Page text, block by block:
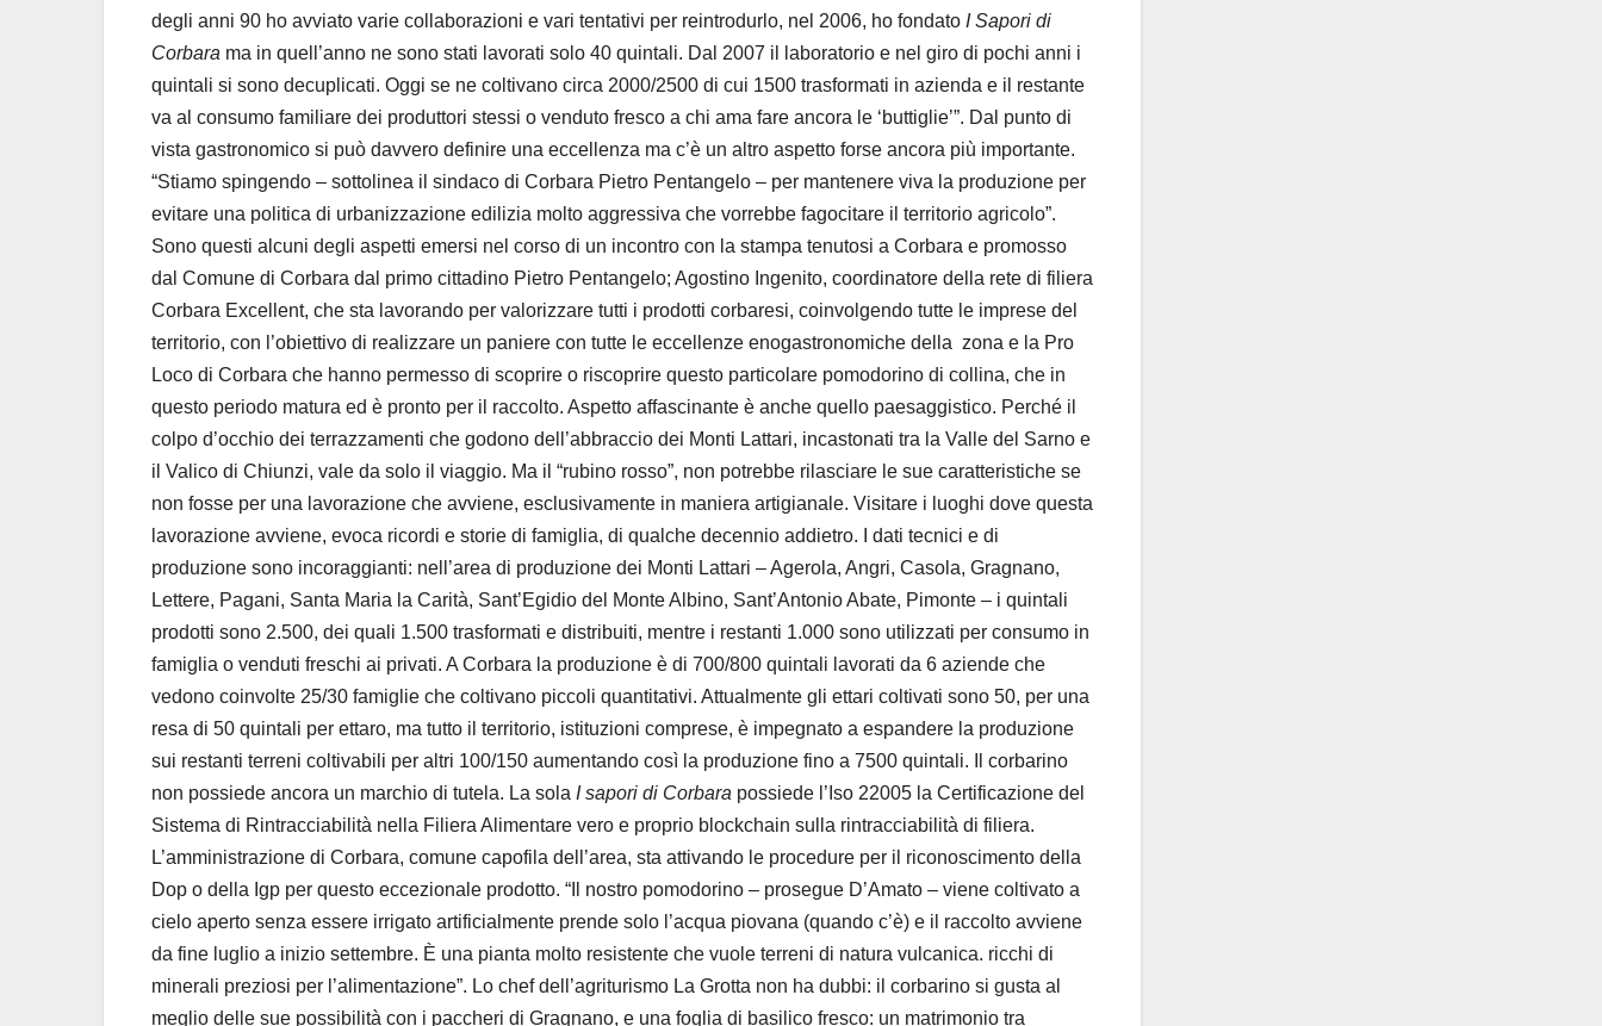
degli anni 90 ho avviato varie collaborazioni e vari tentativi per reintrodurlo, nel 2006, ho fondato I Sapori di
Corbara ma in quell’anno ne sono stati lavorati solo 40 quintali. Dal 2007 il laboratorio e nel giro di pochi anni i
quintali si sono decuplicati. Oggi se ne coltivano circa 2000/2500 di cui 1500 trasformati in azienda e il restante
va al consumo familiare dei produttori stessi o venduto fresco a chi ama fare ancora le ‘buttiglie’”. Dal punto di
vista gastronomico si può davvero definire una eccellenza ma c’è un altro aspetto forse ancora più importante.
“Stiamo spingendo – sottolinea il sindaco di Corbara Pietro Pentangelo – per mantenere viva la produzione per
evitare una politica di urbanizzazione edilizia molto aggressiva che vorrebbe fagocitare il territorio agricolo”.
Sono questi alcuni degli aspetti emersi nel corso di un incontro con la stampa tenutosi a Corbara e promosso
dal Comune di Corbara dal primo cittadino Pietro Pentangelo; Agostino Ingenito, coordinatore della rete di filiera
Corbara Excellent, che sta lavorando per valorizzare tutti i prodotti corbaresi, coinvolgendo tutte le imprese del
territorio, con l’obiettivo di realizzare un paniere con tutte le eccellenze enogastronomiche della zona e la Pro
Loco di Corbara che hanno permesso di scoprire o riscoprire questo particolare pomodorino di collina, che in
questo periodo matura ed è pronto per il raccolto. Aspetto affascinante è anche quello paesaggistico. Perché il
colpo d’occhio dei terrazzamenti che godono dell’abbraccio dei Monti Lattari, incastonati tra la Valle del Sarno e
il Valico di Chiunzi, vale da solo il viaggio. Ma il “rubino rosso”, non potrebbe rilasciare le sue caratteristiche se
non fosse per una lavorazione che avviene, esclusivamente in maniera artigianale. Visitare i luoghi dove questa
lavorazione avviene, evoca ricordi e storie di famiglia, di qualche decennio addietro. I dati tecnici e di
produzione sono incoraggianti: nell’area di produzione dei Monti Lattari – Agerola, Angri, Casola, Gragnano,
Lettere, Pagani, Santa Maria la Carità, Sant’Egidio del Monte Albino, Sant’Antonio Abate, Pimonte – i quintali
prodotti sono 2.500, dei quali 1.500 trasformati e distribuiti, mentre i restanti 1.000 sono utilizzati per consumo in
famiglia o venduti freschi ai privati. A Corbara la produzione è di 700/800 quintali lavorati da 6 aziende che
vedono coinvolte 25/30 famiglie che coltivano piccoli quantitativi. Attualmente gli ettari coltivati sono 50, per una
resa di 50 quintali per ettaro, ma tutto il territorio, istituzioni comprese, è impegnato a espandere la produzione
sui restanti terreni coltivabili per altri 100/150 aumentando così la produzione fino a 7500 quintali. Il corbarino
non possiede ancora un marchio di tutela. La sola I sapori di Corbara possiede l’Iso 22005 la Certificazione del
Sistema di Rintracciabilità nella Filiera Alimentare vero e proprio blockchain sulla rintracciabilità di filiera.
L’amministrazione di Corbara, comune capofila dell’area, sta attivando le procedure per il riconoscimento della
Dop o della Igp per questo eccezionale prodotto. “Il nostro pomodorino – prosegue D’Amato – viene coltivato a
cielo aperto senza essere irrigato artificialmente prende solo l’acqua piovana (quando c’è) e il raccolto avviene
da fine luglio a inizio settembre. È una pianta molto resistente che vuole terreni di natura vulcanica. ricchi di
minerali preziosi per l’alimentazione”. Lo chef dell’agriturismo La Grotta non ha dubbi: il corbarino si gusta al
meglio delle sue possibilità con i paccheri di Gragnano, e una foglia di basilico fresco: un matrimonio tra